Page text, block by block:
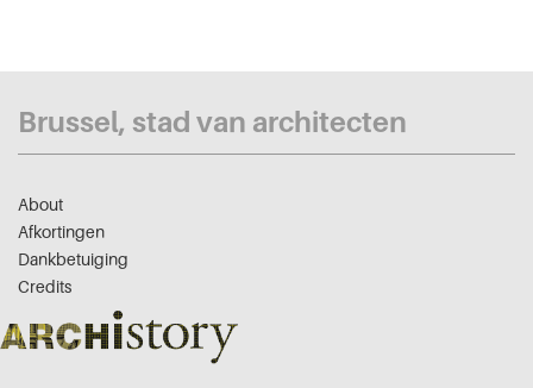
Brussel, stad van architecten
About
Afkortingen
Dankbetuiging
Credits